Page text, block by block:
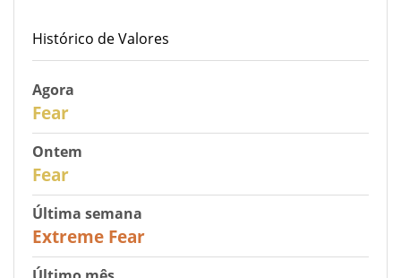
Histórico de Valores
Agora
Fear
Ontem
Fear
Última semana
Extreme Fear